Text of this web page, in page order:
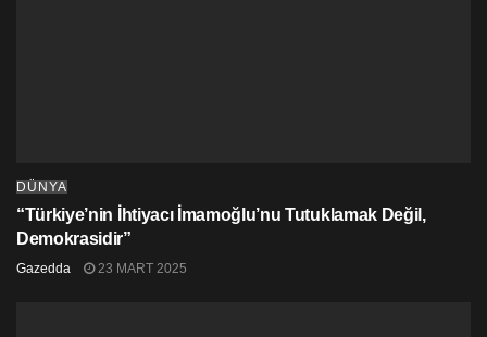
DÜNYA
“Türkiye’nin İhtiyacı İmamoğlu’nu Tutuklamak Değil,
Demokrasidir”
Gazedda 23 MART 2025